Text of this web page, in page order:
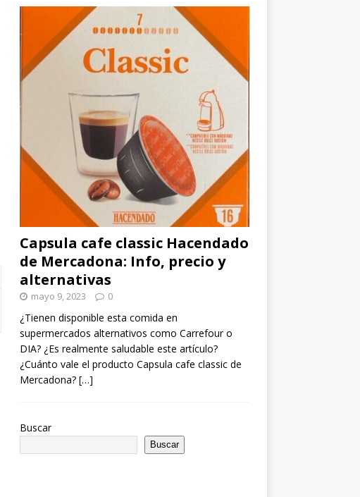
Capsula cafe classic Hacendado
de Mercadona: Info, precio y
alternativas
mayo 9, 2023 0
¿Tienen disponible esta comida en
supermercados alternativos como Carrefour o
DIA? ¿Es realmente saludable este artículo?
¿Cuánto vale el producto Capsula cafe classic de
Mercadona? […]
Buscar
Buscar